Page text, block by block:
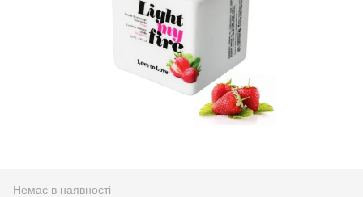
Немає в наявності